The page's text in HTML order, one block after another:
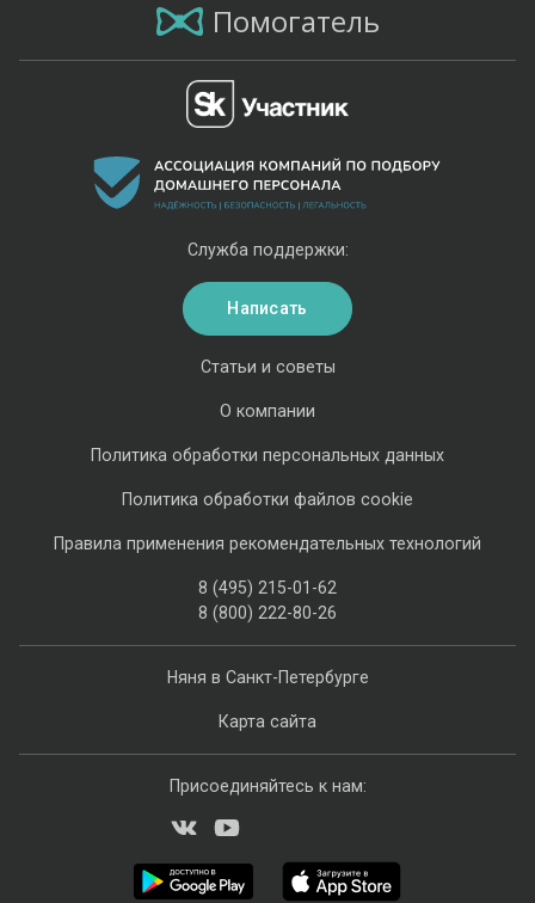
Помогатель
Няня в Санкт-Петербурге
Карта сайта
Статьи и советы
О компании
Политика обработки персональных данных
Политика обработки файлов cookie
Правила применения рекомендательных технологий
8 (495) 215-01-62
8 (800) 222-80-26
Служба поддержки:
Написать
Присоединяйтесь к нам: